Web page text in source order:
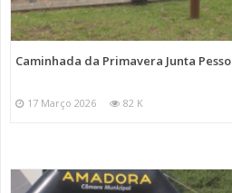
Caminhada da Primavera Junta
17 Março 2026 82 K